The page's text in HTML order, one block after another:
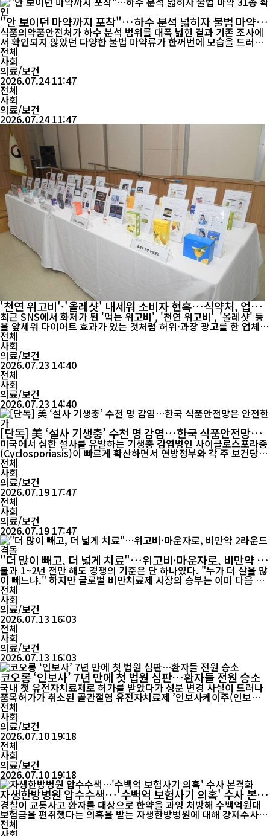
"안 보이던 마약까지 포착"…하수 분석 넓히자 불법 마약 3
1종 확인
식품의약품안전처가 하수 분석 범위를 대폭 넓힌 결과 기존 조사에
서 확인되지 않았던 다양한 불법 마약류가 한꺼번에 모습을 드러냈
다. 분석 대상을 243종으로 확대하고 하수처리장뿐 아니라 유흥가
와 상위 배수구까지 조사하면서 신종 마약과 이른바 '클럽 마약'의
실제 사용 흔적이 포착된 것이다. 식약처는 24일 '2025년 하수 기반
불법 마약류 사용 실태조사' 결과를 발표하고 ...
전체
사회
의료/보건
2026.07.24 11:47
전체
사회
의료/보건
2026.07.24 11:47
'천연 위고비'·'올레샷' 내세워 소비자 현혹…식약처, 업체 2
6곳 고발
최근 SNS에서 화제가 된 '먹는 위고비', '천연 위고비', '올레샷' 등
을 앞세워 다이어트 효과가 있는 것처럼 허위·과장 광고를 한 업체
들이 무더기로 적발됐다. 식품의약품안전처는 의약품이나 건강기능
식품으로 오인할 수 있는 허위·과장 광고를 통해 제품을 판매한 업
체 26곳을 적발해 행정처분을 요청하고 고발 조치했다고 23일 밝혔
다. 이번에 적발된 제품은 약 60만 개, 판매액은 ...
전체
사회
의료/보건
2026.07.23 14:40
전체
사회
의료/보건
2026.07.23 14:40
[단독] 美 ‘설사 기생충’ 수천 명 감염…한국 식품안전망은
안전한가
미국에서 심한 설사를 유발하는 기생충 감염병인 사이클로스포라증
(Cyclosporiasis)이 빠르게 확산하면서 연방정부와 각 주 보건당국
이 비상 대응에 나섰다. 환자가 수천 명 규모로 늘어나고 신선 양상
추가 주요 감염원으로 지목되면서 공급망 추적과 소비자 경고가 이
어지고 있지만, 국내에서는 관련 수입 여부나 검사 강화 등에 대한
공식 안내가 없어 소비자들의 불안이 커지고 있다. ...
전체
사회
의료/보건
2026.07.19 17:47
전체
사회
의료/보건
2026.07.19 17:47
"더 많이 빼고, 더 넓게 치료"…위고비·마운자로, 비만약 2
라운드 격돌
불과 1~2년 전만 해도 경쟁의 기준은 단 하나였다. "누가 더 살을 많
이 빼느냐." 하지만 글로벌 비만치료제 시장의 승부는 이미 다음 단
계로 넘어갔다. 체중 감량 효과를 겨루던 1라운드가 끝나자, 이제는
심혈관질환과 신장질환, 지방간은 물론 암 예방 가능성까지 입증하
는 '적응증 전쟁'이 시작됐다. 시장 양강인 노보노디스크의 '위고비
(세마글루타이드)'와 일라이 릴리의 '마운자...
전체
사회
의료/보건
2026.07.13 16:03
전체
사회
의료/보건
2026.07.13 16:03
코오롱 ‘인보사’ 7년 만에 첫 법원 심판…환자들 전원 승소
국내 첫 유전자치료제로 허가를 받았다가 성분 변경 사실이 드러나
품목허가가 취소된 골관절염 유전자치료제 ’인보사케이주(인보
사)’를 투여받은 환자들이 제조사를 상대로 제기한 손해배상 청구소
송에서 처음으로 승소했다. 인보사 사태가 불거진 지 약 7년 만에 나
온 첫 민사 판단으로, 법원이 제품의 제조상 결함과 허위 허가 문제
를 인정하면서 현재 진행 중인 수백 명 규모의 후속...
전체
사회
의료/보건
2026.07.10 19:18
전체
사회
의료/보건
2026.07.10 19:18
자생한방병원 압수수색…'수백억 보험사기 의혹' 수사 본격
화
경찰이 교통사고 환자를 대상으로 한약을 과잉 처방해 수백억원대
보험금을 편취했다는 의혹을 받는 자생한방병원에 대해 강제수사에
착수했다. 자생한방병원 측은 "모든 처방은 환자별 맞춤 처방"이라
전체